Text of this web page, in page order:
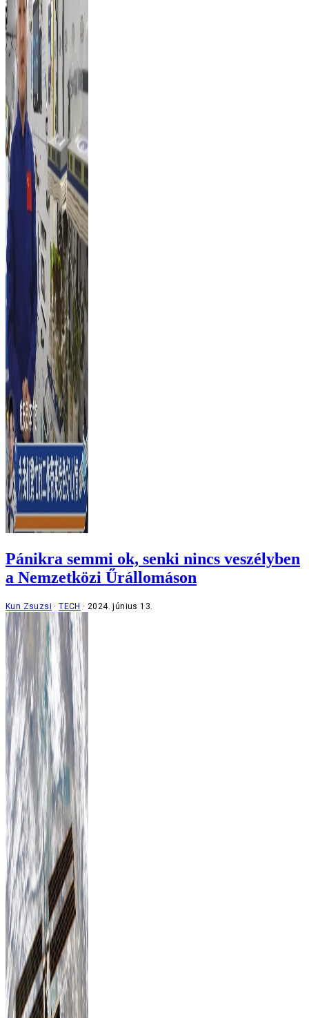
Pánikra semmi ok, senki nincs veszélyben
a Nemzetközi Űrállomáson
Kun Zsuzsi TECH 2024. június 13.